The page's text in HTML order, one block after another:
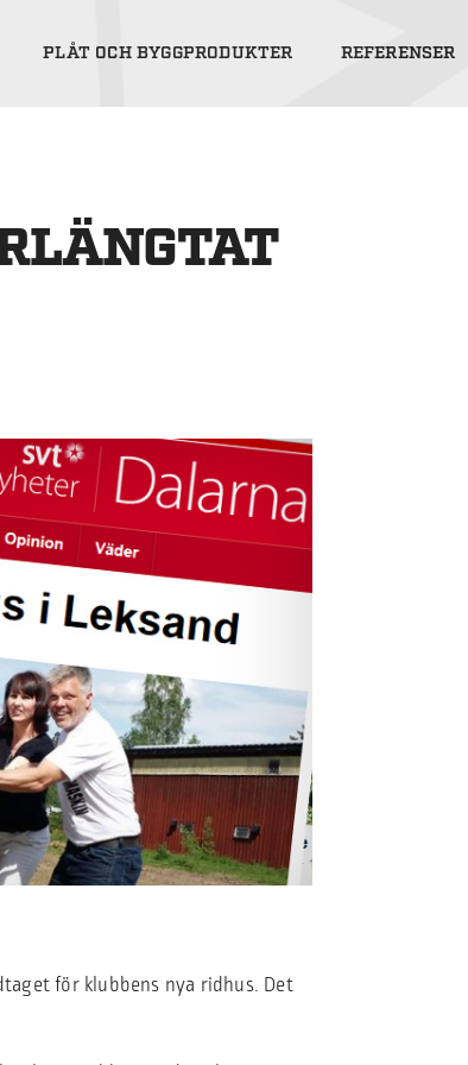
PLÅT OCH BYGGPRODUKTER REFERENSER
för klubbens nya ridhus. Det